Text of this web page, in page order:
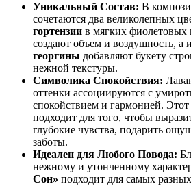
Уникальный Состав: В
сочетаются два великолепных
гортензии в мягких фиолетовых
создают объем и воздушность, а
георгины добавляют букету
нежной текстуры.
Символика Спокойствия:
оттенки ассоциируются с
спокойствием и гармонией. Этот
подходит для того, чтобы
глубокие чувства, подарить
заботы.
Идеален для Любого Повода:
нежному и утонченному
Сон» подходит для самых